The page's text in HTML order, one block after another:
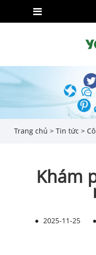
Trang chủ > Tin tức >
Khám
● 2025-11-25 ●